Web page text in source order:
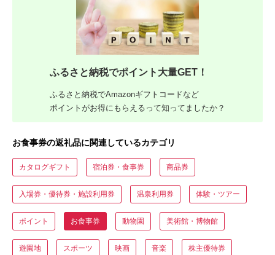
ふるさと納税でポイント大量GET！
ふるさと納税でAmazonギフトコードなど
ポイントがお得にもらえるって知ってましたか？
お食事券の返礼品に関連しているカテゴリ
カタログギフト 宿泊券・食事券 商品券
入場券・優待券・施設利用券 温泉利用券 体験・ツアー
ポイント お食事券 動物園 美術館・博物館
遊園地 スポーツ 映画 音楽 株主優待券